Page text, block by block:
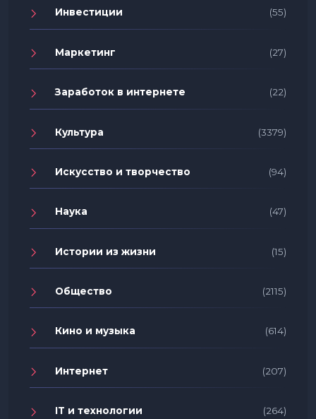
Инвестиции (55)
Маркетинг (27)
Заработок в интернете (22)
Культура (3379)
Искусство и творчество (94)
Наука (47)
Истории из жизни (15)
Общество (2115)
Кино и музыка (614)
Интернет (207)
IT и технологии (264)